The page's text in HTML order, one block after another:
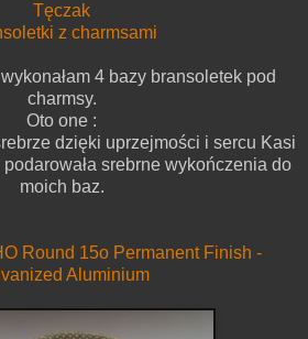
Tęczak
z charmsami
4 bazy bransoletek pod
charmsy.
Oto one :
dzięki uprzejmości i sercu Kasi
srebrne wykończenia do
moich baz.
Round 15o Permanent Finish -
Aluminium